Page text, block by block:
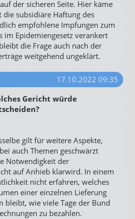
der sicheren Seite. Hier käme
die subsidiäre Haftung des
empfohlene Impfungen zum
im Epidemiengesetz verankert
die Frage auch nach der
weitgehend ungeklärt.
17.10.2022 09:35
Gericht würde
gilt für weitere Aspekte,
auch Themen geschwärzt
Notwendigkeit der
auf Anhieb klarwird. In einem
nicht erfahren, welches
einer einzelnen Lieferung
bleibt, wie viele Tage der Bund
zu bezahlen.